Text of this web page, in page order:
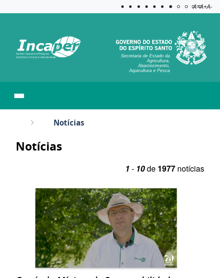
Aplicar
A=A+A-
Secretaria de Estado da
Agricultura,
Abastecimento,
Aquicultura e Pesca
Notícias
Notícias
1 - 10de 1977 notícias